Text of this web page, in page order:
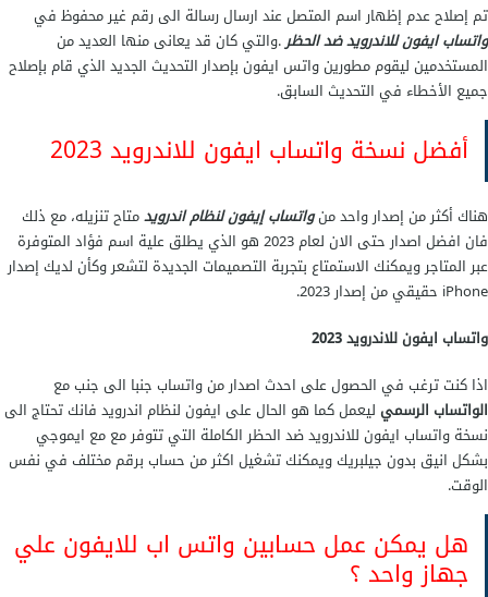
تم إصلاح عدم إظهار اسم المتصل عند ارسال رسالة الى رقم غير محفوظ في
واتساب ايفون للاندرويد ضد الحظر.والتي كان قد يعانى منها العديد من
المستخدمين ليقوم مطورين واتس ايفون بإصدار التحديث الجديد الذي قام بإصلاح
جميع الأخطاء في التحديث السابق.
أفضل نسخة واتساب ايفون للاندرويد 2023
هناك أكثر من إصدار واحد منواتساب إيفون لنظام اندرويدمتاح تنزيله، مع ذلك
فان افضل اصدار حتى الان لعام 2023 هو الذي يطلق علية اسم فؤاد المتوفرة
عبر المتاجر ويمكنك الاستمتاع بتجربة التصميمات الجديدة لتشعر وكأن لديك إصدار
iPhone حقيقي من إصدار 2023.
واتساب ايفون للاندرويد 2023
اذا كنت ترغب في الحصول على احدث اصدار من واتساب جنبا الى جنب مع
الواتساب الرسمي ليعمل كما هو الحال على ايفون لنظام اندرويد فانك تحتاج الى
نسخة واتساب ايفون للاندرويد ضد الحظر الكاملة التي تتوفر مع مع ايموجي
بشكل انيق بدون جيلبريك ويمكنك تشغيل اكثر من حساب برقم مختلف في نفس
الوقت.
هل يمكن عمل حسابين واتس اب للايفون علي
جهاز واحد ؟